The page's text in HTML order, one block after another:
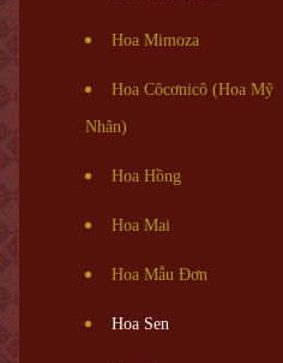
Hoa Mimoza
Hoa Côcơnicô (Hoa Mỹ
Nhân)
Hoa Hồng
Hoa Mai
Hoa Mẫu Đơn
Hoa Sen